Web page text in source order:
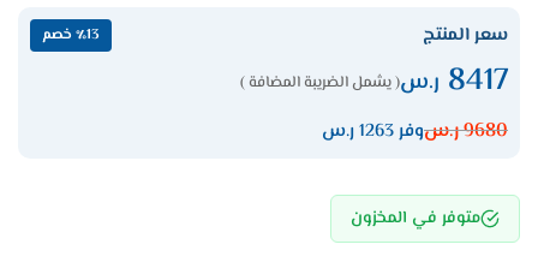
سعر المنتج ٪13 خصم
8417 ر.س( يشمل الضريبة المضافة )
9680ر.سوفر 1263 ر.س
متوفر في المخزون